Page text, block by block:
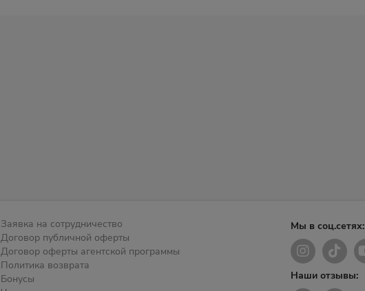
Заявка на сотрудничество
Договор публичной оферты
Договор оферты агентской программы
Политика возврата
Бонусы
Мы в соц.сетях:
Наши отзывы: